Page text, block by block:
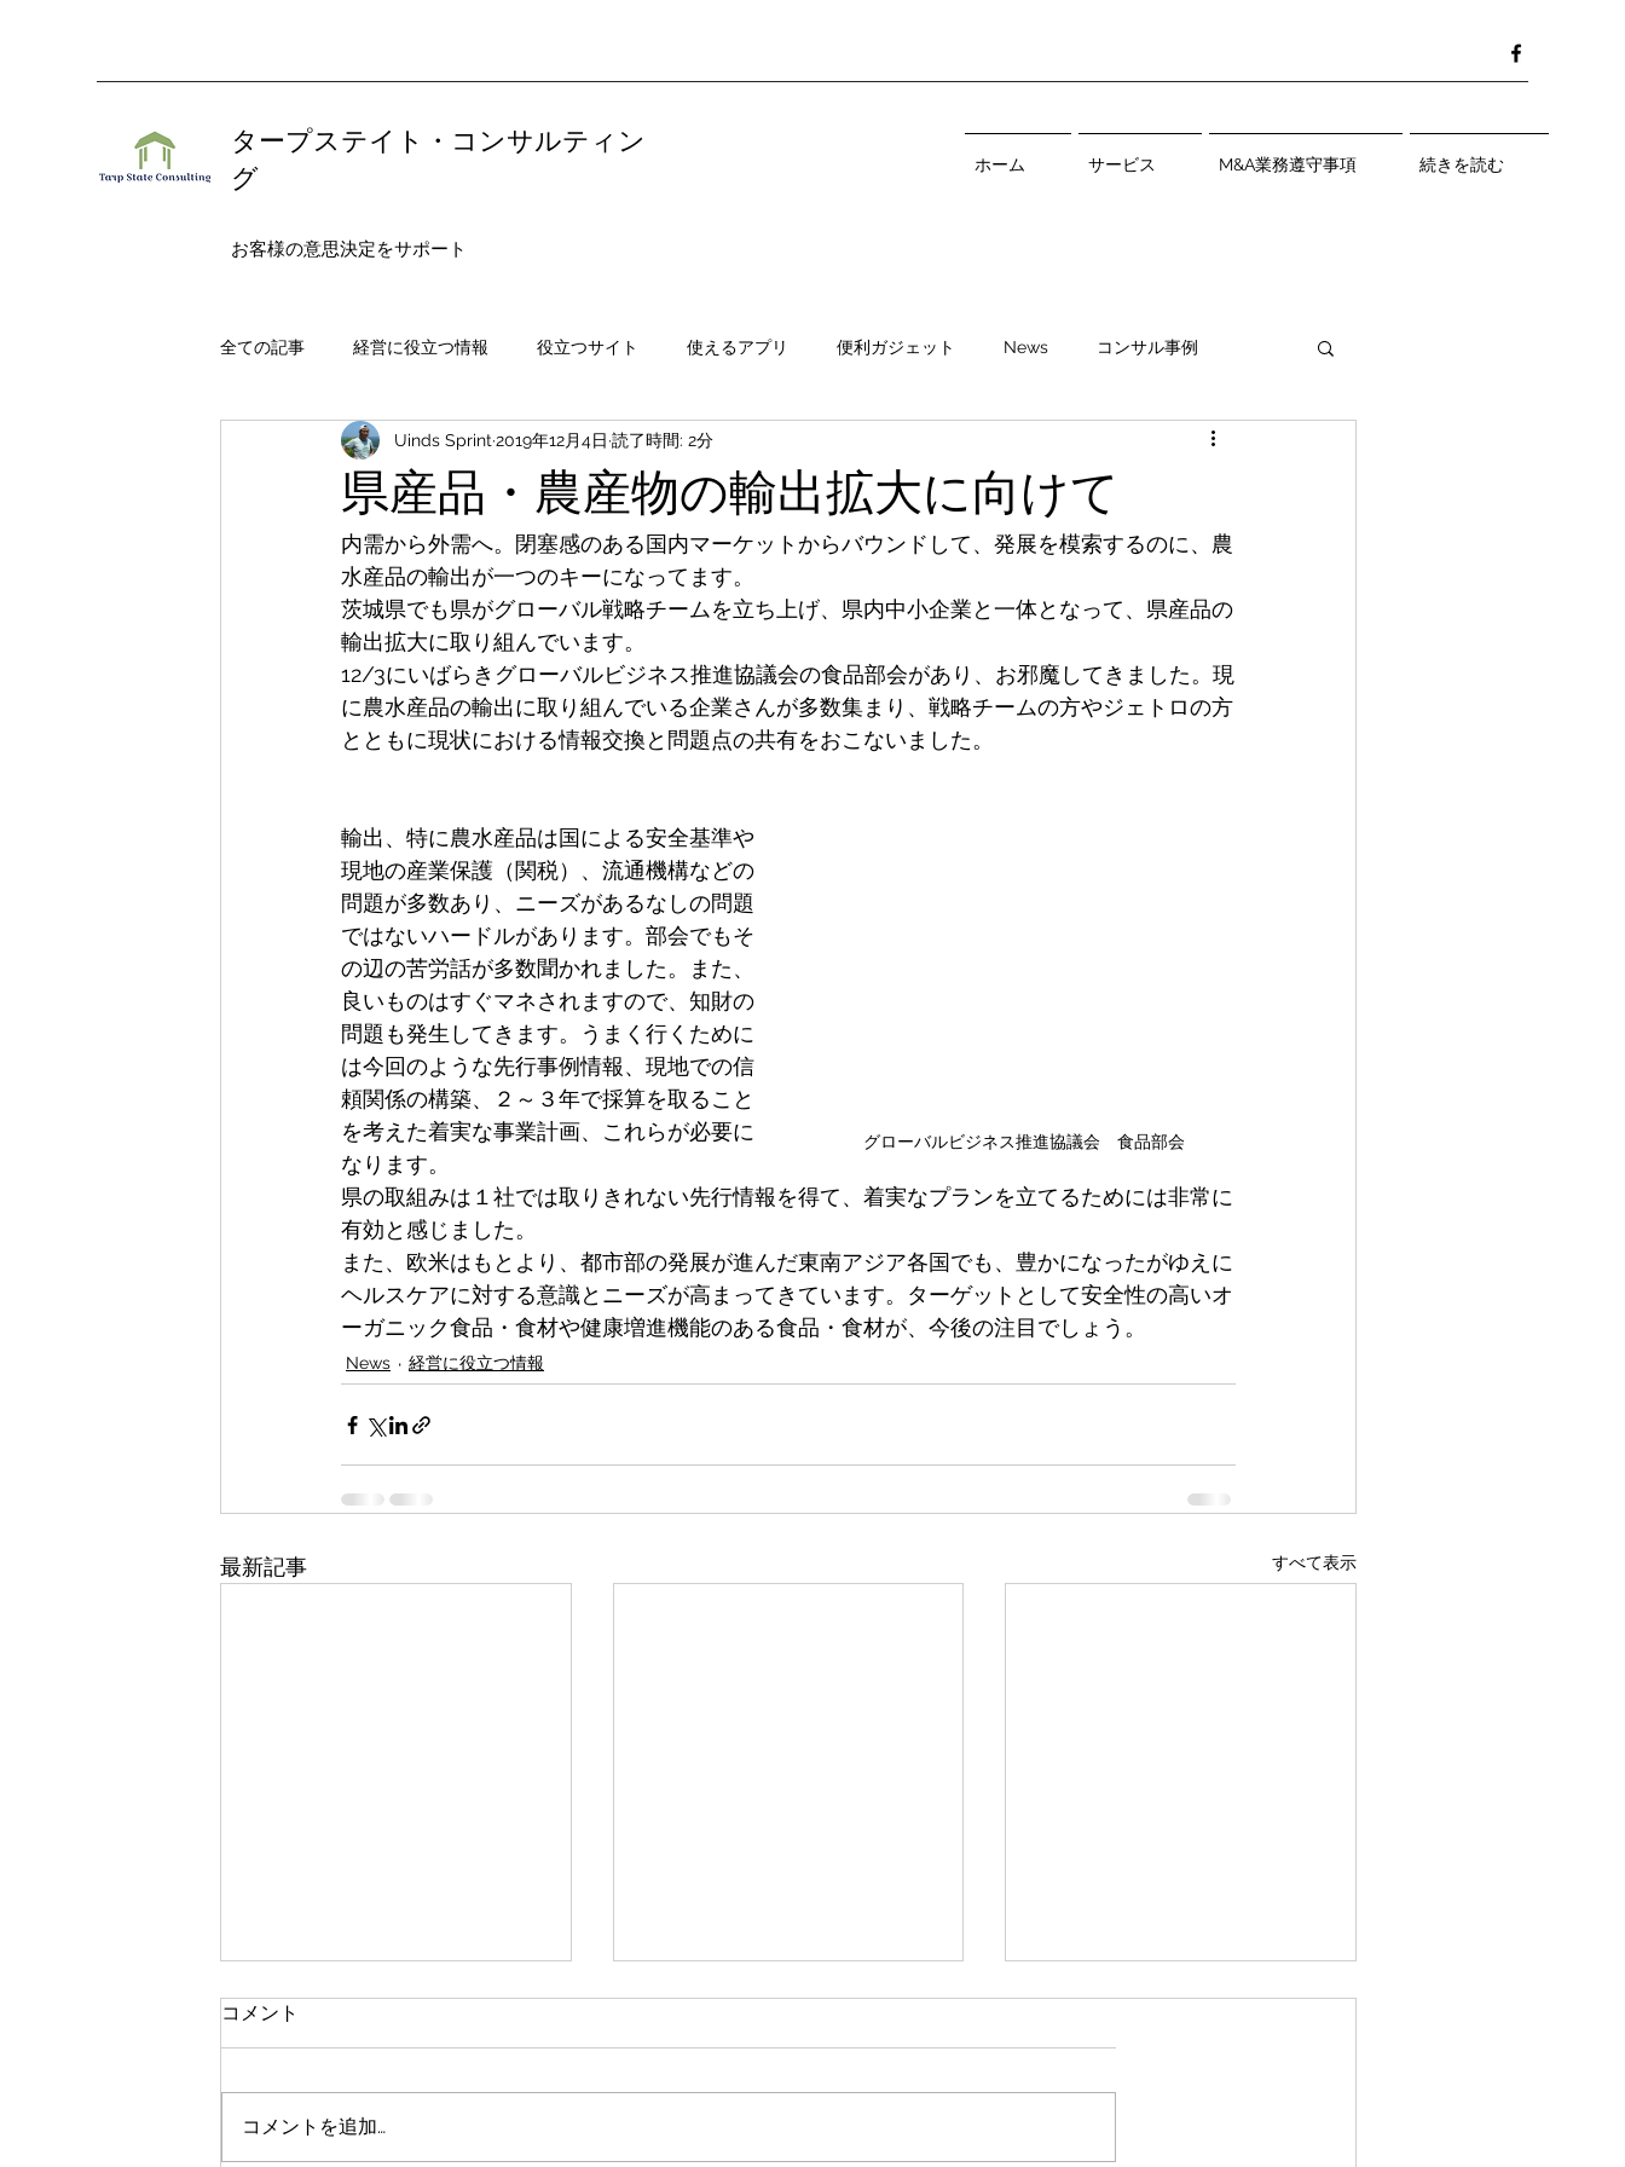
タープステイト・コンサルティン
グ
お客様の意思決定をサポート
ホーム サービス M&A業務遵守事項 続きを読む
全ての記事 経営に役立つ情報 役立つサイト 使えるアプリ 便利ガジェット News コンサル事例
県産品・農産物の輸出拡大に向けて
Uinds Sprint 2019年12月4日 読了時間: 2分
内需から外需へ。閉塞感のある国内マーケットからバウンドして、発展を模索するのに、農
水産品の輸出が一つのキーになってます。
茨城県でも県がグローバル戦略チームを立ち上げ、県内中小企業と一体となって、県産品の
輸出拡大に取り組んでいます。
12/3にいばらきグローバルビジネス推進協議会の食品部会があり、お邪魔してきました。現
に農水産品の輸出に取り組んでいる企業さんが多数集まり、戦略チームの方やジェトロの方
とともに現状における情報交換と問題点の共有をおこないました。
グローバルビジネス推進協議会　食品部会
輸出、特に農水産品は国による安全基準や
現地の産業保護（関税）、流通機構などの
問題が多数あり、ニーズがあるなしの問題
ではないハードルがあります。部会でもそ
の辺の苦労話が多数聞かれました。また、
良いものはすぐマネされますので、知財の
問題も発生してきます。うまく行くために
は今回のような先行事例情報、現地での信
頼関係の構築、２～３年で採算を取ること
を考えた着実な事業計画、これらが必要に
なります。
県の取組みは１社では取りきれない先行情報を得て、着実なプランを立てるためには非常に
有効と感じました。
また、欧米はもとより、都市部の発展が進んだ東南アジア各国でも、豊かになったがゆえに
ヘルスケアに対する意識とニーズが高まってきています。ターゲットとして安全性の高いオ
ーガニック食品・食材や健康増進機能のある食品・食材が、今後の注目でしょう。
News 経営に役立つ情報
最新記事 すべて表示
コメント
コメントを追加…